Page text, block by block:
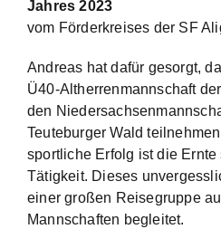
Jahres 2023
vom Förderkreises der SF
Andreas hat dafür gesorgt,
Ü40-Altherrenmannschaft
den
Teuteburger Wald
sportliche Erfolg ist die
Tätigkeit. Dieses
einer großen Reisegruppe
Mannschaften begleitet.